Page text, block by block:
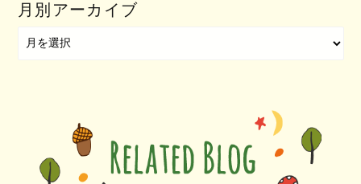
月別アーカイブ